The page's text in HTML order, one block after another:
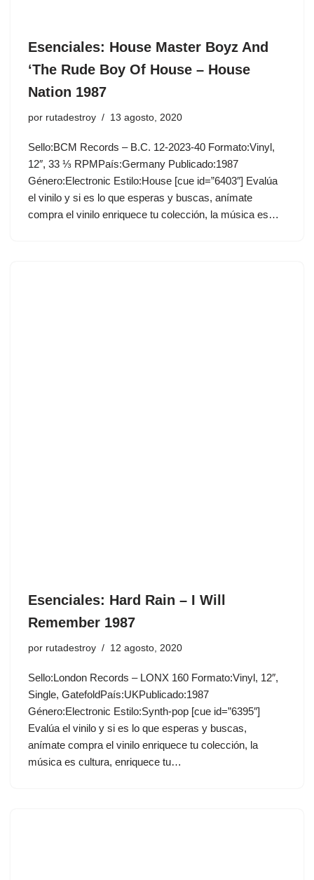
Esenciales: House Master Boyz And
‘The Rude Boy Of House ‎– House
Nation 1987
por rutadestroy 13 agosto, 2020
Sello:BCM Records ‎– B.C. 12-2023-40 Formato:Vinyl,
12″, 33 ⅓ RPMPaís:Germany Publicado:1987
Género:Electronic Estilo:House [cue id=”6403″] Evalúa
el vinilo y si es lo que esperas y buscas, anímate
compra el vinilo enriquece tu colección, la música es…
Esenciales: Hard Rain ‎– I Will
Remember 1987
por rutadestroy 12 agosto, 2020
Sello:London Records ‎– LONX 160 Formato:Vinyl, 12″,
Single, GatefoldPaís:UKPublicado:1987
Género:Electronic Estilo:Synth-pop [cue id=”6395″]
Evalúa el vinilo y si es lo que esperas y buscas,
anímate compra el vinilo enriquece tu colección, la
música es cultura, enriquece tu…